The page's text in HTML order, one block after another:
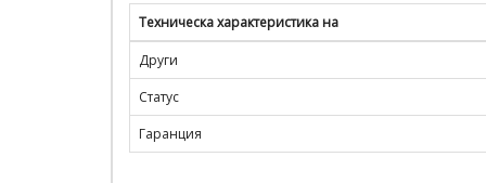
Техническа характеристика на
Други
Статус
Гаранция